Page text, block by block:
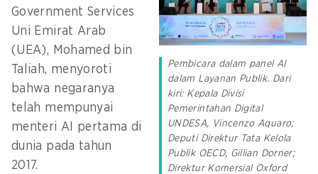
Pembicara dalam panel AI
dalam Layanan Publik. Dari
kiri: Kepala Divisi
Pemerintahan Digital
UNDESA, Vincenzo Aquaro;
Deputi Direktur Tata Kelola
Publik OECD, Gillian Dorner;
Direktur Komersial Oxford
Government Services
Uni Emirat Arab
(UEA), Mohamed bin
Taliah, menyoroti
bahwa negaranya
telah mempunyai
menteri AI pertama di
dunia pada tahun
2017.